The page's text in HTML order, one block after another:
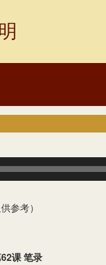
参考）
课笔录